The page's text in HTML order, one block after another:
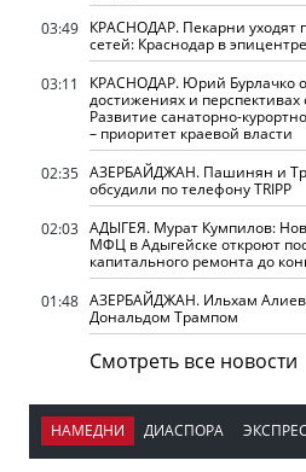
03:49 КРАСНОДАР. Пекарни уходят
сетей: Краснодар в
03:11
КРАСНОДАР. Юрий Бурлачко о
достижениях и перспективах
Развитие санаторно-
– приоритет краевой власти
02:35 АЗЕРБАЙДЖАН. Пашинян и
обсудили по телефону TRIPP
02:03 АДЫГЕЯ. Мурат Кумпилов:
МФЦ в Адыгейске откроют
капитального ремонта до
01:48 АЗЕРБАЙДЖАН. Ильхам Алиев
Дональдом Трампом
Смотреть все новости
НАМЕДНИ ДИАСПОРА